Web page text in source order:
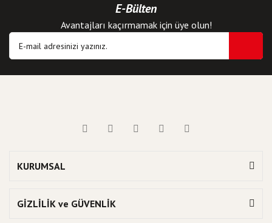
E-Bülten
Avantajları kaçırmamak için üye olun!
KURUMSAL
GİZLİLİK ve GÜVENLİK